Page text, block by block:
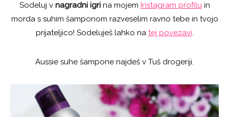
Sodeluj v nagradni igrina mojem Instagram profiluin
morda s suhim šamponom razveselim ravno tebe in tvojo
prijateljico! Sodeluješ lahko na tej povezavi.
Aussie suhe šampone najdeš v Tuš drogeriji.